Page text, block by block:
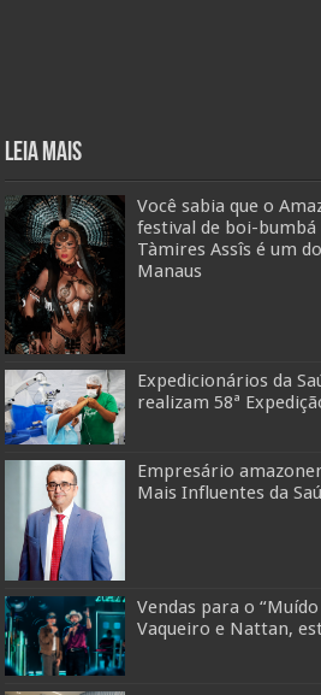
Leia mais
Você sabia que o
festival de boi-
Tàmires Assîs é um
Manaus
Expedicionários da
realizam 58ª
Empresário
Mais Influentes da
Vendas para o
Vaqueiro e Nattan,